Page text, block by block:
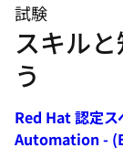
試験
スキル
う
Red Hat 認定
Automation -